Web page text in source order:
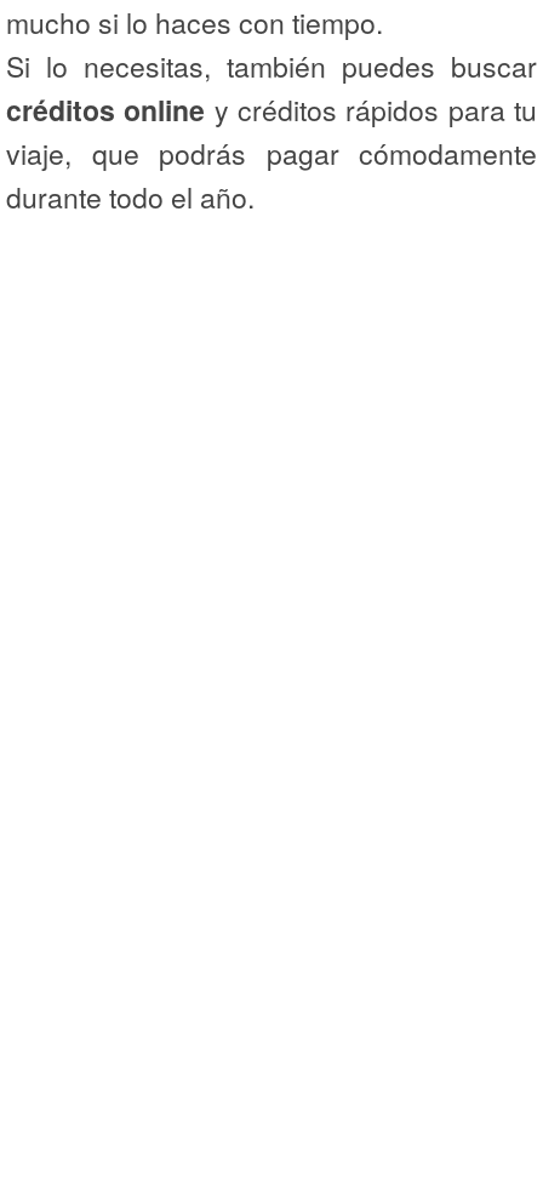
mucho si lo haces con tiempo.
Si lo necesitas, también puedes buscar
créditos online y créditos rápidos para tu
viaje, que podrás pagar cómodamente
durante todo el año.